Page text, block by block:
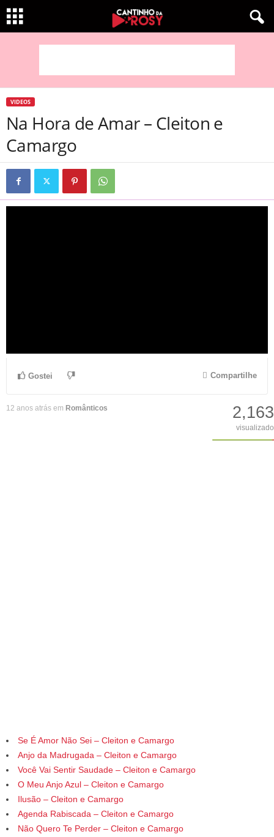
VIDEOS
Na Hora de Amar – Cleiton e
Camargo
Gostei Compartilhe
12 anos atrás em Românticos 2,163
visualizado
Se É Amor Não Sei – Cleiton e Camargo
Anjo da Madrugada – Cleiton e Camargo
Você Vai Sentir Saudade – Cleiton e Camargo
O Meu Anjo Azul – Cleiton e Camargo
Ilusão – Cleiton e Camargo
Agenda Rabiscada – Cleiton e Camargo
Não Quero Te Perder – Cleiton e Camargo